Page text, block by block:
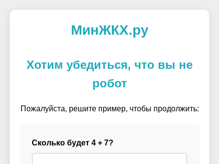
МинЖКХ.ру
Хотим убедиться, что вы не
робот
Пожалуйста, решите пример, чтобы продолжить:
Сколько будет 4 + 7?